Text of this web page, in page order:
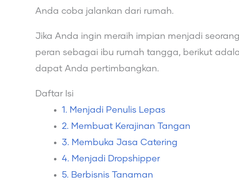
Anda coba jalankan dari rumah.
Jika Anda ingin meraih impian menjadi
peran sebagai ibu rumah tangga, berikut
dapat Anda pertimbangkan.
Daftar Isi
1. Menjadi Penulis Lepas
2. Membuat Kerajinan Tangan
3. Membuka Jasa Catering
4. Menjadi Dropshipper
5. Berbisnis Tanaman